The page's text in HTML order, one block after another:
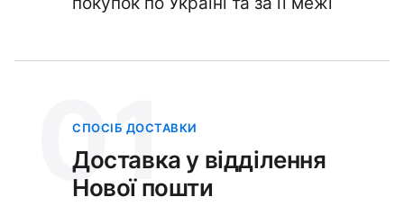
01
СПОСІБ ДОСТАВКИ
Доставка у відділення
Нової пошти